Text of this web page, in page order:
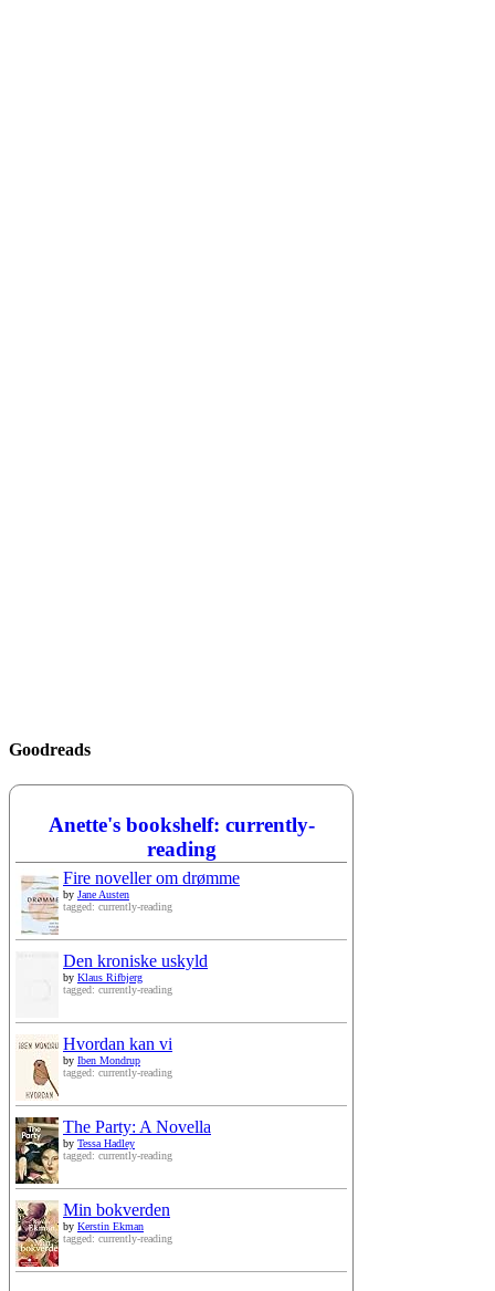
Goodreads
Anette's bookshelf: currently-
reading
Fire noveller om drømme
by Jane Austen
tagged: currently-reading
Den kroniske uskyld
by Klaus Rifbjerg
tagged: currently-reading
Hvordan kan vi
by Iben Mondrup
tagged: currently-reading
The Party: A Novella
by Tessa Hadley
tagged: currently-reading
Min bokverden
by Kerstin Ekman
tagged: currently-reading